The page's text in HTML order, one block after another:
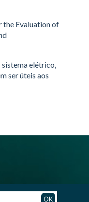
the Evaluation of
elétrico,
ser úteis aos
OK